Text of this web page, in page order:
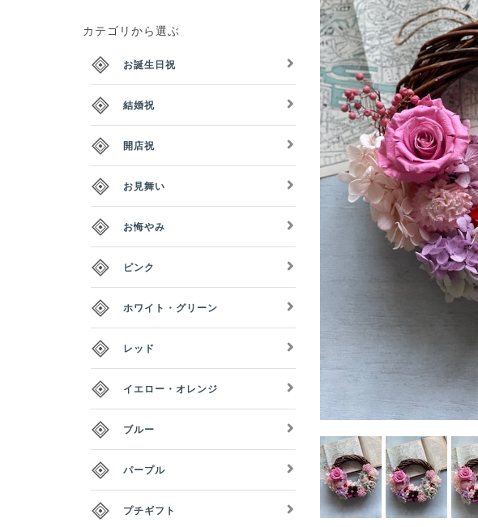
カテゴリから選ぶ
お誕生日祝
結婚祝
開店祝
お見舞い
お悔やみ
ピンク
ホワイト・グリーン
レッド
イエロー・オレンジ
ブルー
パープル
プチギフト